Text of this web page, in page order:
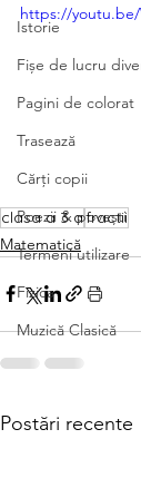
Istorie
Fișe de lucru
Pagini de colorat
Trasează
Cărți copii
Poezii & povești
Termeni utilizare
Fizica
Muzică Clasică
https://youtu.be/
clasa a 3 afractii
Matematică
Postări recente